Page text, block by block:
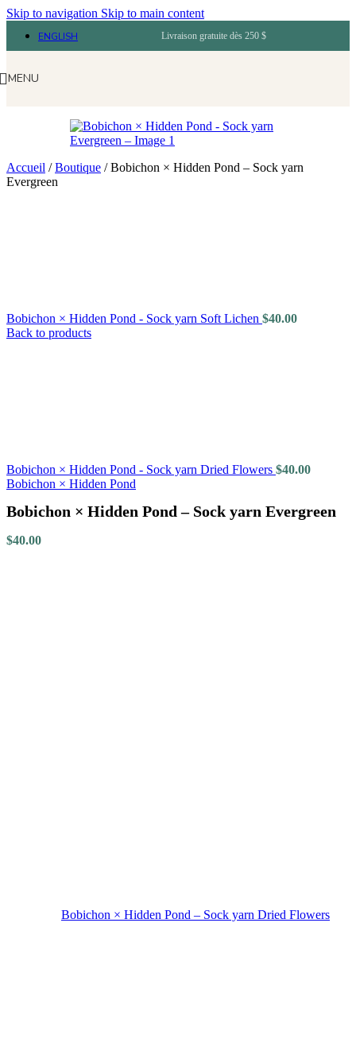
Skip to navigation Skip to main content
ENGLISH Livraison gratuite dès 250 $
MENU
Accueil /Boutique /Bobichon × Hidden Pond – Sock yarn
Evergreen
Bobichon × Hidden Pond - Sock yarn Soft Lichen $40.00
Back to products
Bobichon × Hidden Pond - Sock yarn Dried Flowers $40.00
Bobichon × Hidden Pond
Bobichon × Hidden Pond – Sock yarn Evergreen
$40.00
Bobichon × Hidden Pond – Sock yarn Dried Flowers